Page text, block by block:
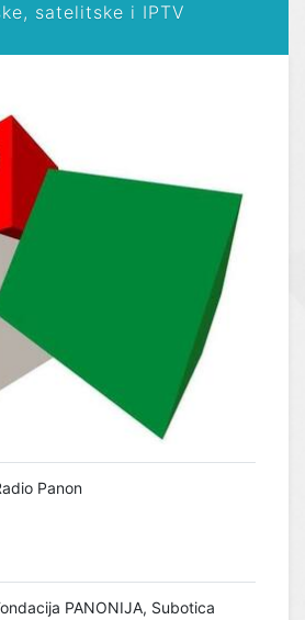
satelitske i IPTV
Panon
PANONIJA, Subotica